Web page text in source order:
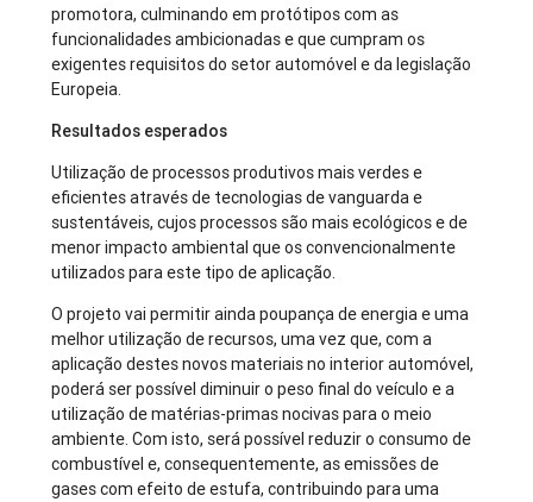
promotora, culminando em protótipos com as
funcionalidades ambicionadas e que cumpram os
exigentes requisitos do setor automóvel e da legislação
Europeia.
Resultados esperados
Utilização de processos produtivos mais verdes e
eficientes através de tecnologias de vanguarda e
sustentáveis, cujos processos são mais ecológicos e de
menor impacto ambiental que os convencionalmente
utilizados para este tipo de aplicação.
O projeto vai permitir ainda poupança de energia e uma
melhor utilização de recursos, uma vez que, com a
aplicação destes novos materiais no interior automóvel,
poderá ser possível diminuir o peso final do veículo e a
utilização de matérias-primas nocivas para o meio
ambiente. Com isto, será possível reduzir o consumo de
combustível e, consequentemente, as emissões de
gases com efeito de estufa, contribuindo para uma